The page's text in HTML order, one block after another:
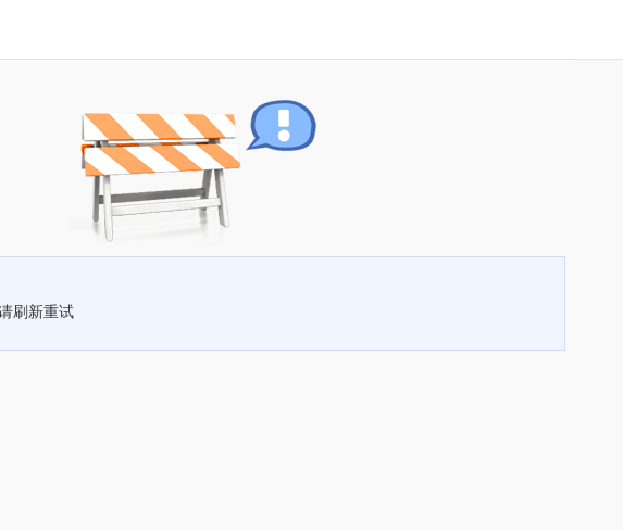
刷新重试